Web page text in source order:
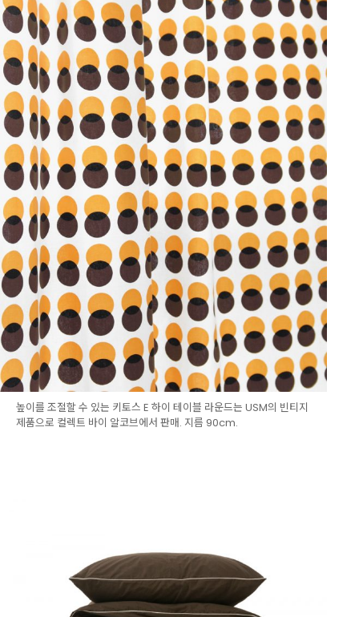
높이를 조절할 수 있는 키토스 E 하이 테이블 라운드는 USM의 빈티지
제품으로 컬렉트 바이 알코브에서 판매. 지름 90cm.